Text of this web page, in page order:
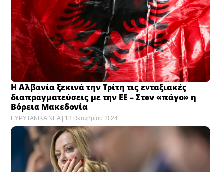
Η Αλβανία ξεκινά την Τρίτη τις ενταξιακές
διαπραγματεύσεις με την ΕΕ – Στον «πάγο» η
Βόρεια Μακεδονία
ΕΥΡΥΤΑΝΙΚΑ ΝΕΑ 13 Οκτωβρίου 2024